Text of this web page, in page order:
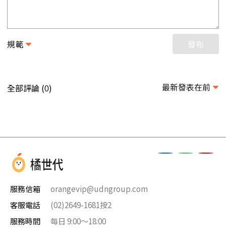
規範 發布
全部評論 (0) 最新發表在前
服務信箱
orangevip@udngroup.com
客服電話
(02)2649-1681按2
服務時間
每日 9:00～18:00